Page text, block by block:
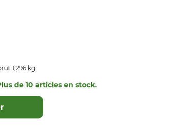
1,296 kg
de 10 articles en stock.